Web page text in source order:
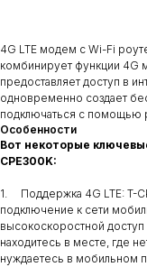
4G LTE модем с Wi-Fi
комбинирует функции 4G
предоставляет доступ в
одновременно создает
подключаться с помощью
Особенности
Вот некоторые
CPE300K:
1. Поддержка 4G LTE: T-
подключение к сети
высокоскоростной
находитесь в месте, где
нуждаетесь в мобильном